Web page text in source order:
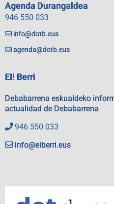
Agenda Durangaldea
946 550 033
info@dotb.eus
agenda@dotb.eus
EI! Berri
Debabarrena eskualdeko
actualidad de Debabarrena
946 550 033
info@eiberri.eus